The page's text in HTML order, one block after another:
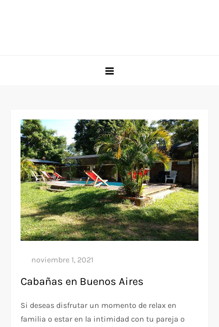
Cabañas en Buenos Aires
Si deseas disfrutar un momento de relax en
familia o estar en la intimidad con tu pareja o